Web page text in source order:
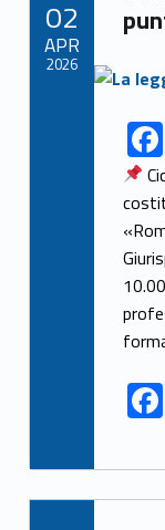
Link identifier archive #link-archive-thumb-soap-1415
Link identifier share facebook archive #share-link-archive-9304
02
APR
2026